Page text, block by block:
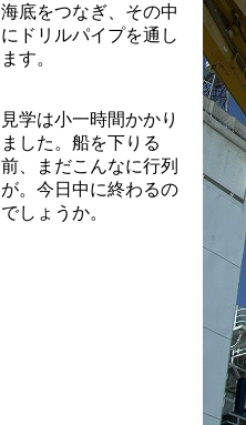
海底をつなぎ、その中
にドリルパイプを通し
ます。
見学は小一時間かかり
ました。船を下りる
前、まだこんなに行列
が。今日中に終わるの
でしょうか。